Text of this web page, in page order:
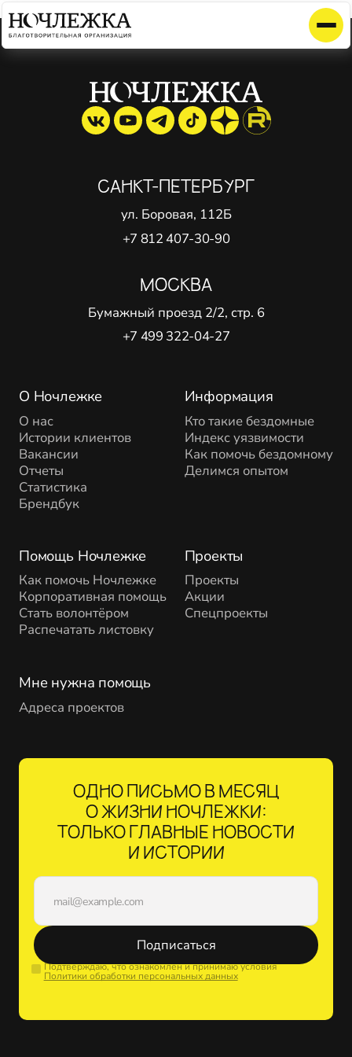
Элемент не найден!
О Ночлежке
О нас
Истории клиентов
Вакансии
Отчеты
Статистика
Брендбук
Помощь Ночлежке
Как помочь Ночлежке
Корпоративная помощь
Стать волонтёром
Распечатать листовку
Проекты
Проекты
Акции
Спецпроекты
Информация
Кто такие бездомные
Индекс уязвимости
Как помочь бездомному
Делимся опытом
Мне нужна помощь
Адреса проектов
САНКТ-ПЕТЕРБУРГ
ул. Боровая, 112Б
+7 812 407-30-90
МОСКВА
Бумажный проезд 2/2, стр. 6
+7 499 322-04-27
ОДНО ПИСЬМО В МЕСЯЦ
О ЖИЗНИ НОЧЛЕЖКИ:
ТОЛЬКО ГЛАВНЫЕ НОВОСТИ
И ИСТОРИИ
Подписаться
Подтверждаю, что ознакомлен и принимаю условия
Политики обработки персональных данных